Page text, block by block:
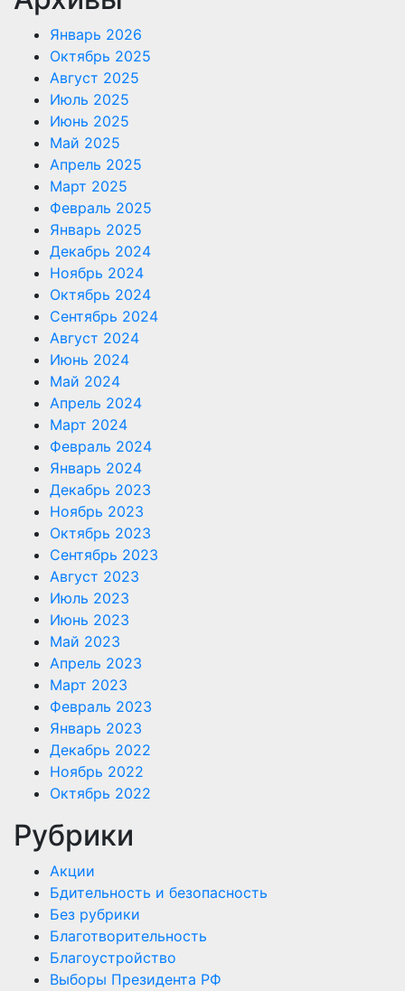
Январь 2026
Октябрь 2025
Август 2025
Июль 2025
Июнь 2025
Май 2025
Апрель 2025
Март 2025
Февраль 2025
Январь 2025
Декабрь 2024
Ноябрь 2024
Октябрь 2024
Сентябрь 2024
Август 2024
Июнь 2024
Май 2024
Апрель 2024
Март 2024
Февраль 2024
Январь 2024
Декабрь 2023
Ноябрь 2023
Октябрь 2023
Сентябрь 2023
Август 2023
Июль 2023
Июнь 2023
Май 2023
Апрель 2023
Март 2023
Февраль 2023
Январь 2023
Декабрь 2022
Ноябрь 2022
Октябрь 2022
Рубрики
Акции
Бдительность и безопасность
Без рубрики
Благотворительность
Благоустройство
Выборы Президента РФ